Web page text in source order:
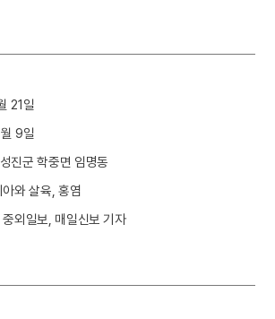
니
21일
9일
진군 학중면 임명동
와 살육, 홍염
외일보, 매일신보 기자